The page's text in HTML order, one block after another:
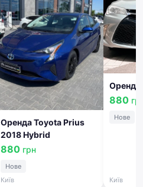
Оренда Toyota Prius
2018 Hybrid
880 грн
Нове
Київ
Оренда
880
Нове
Київ